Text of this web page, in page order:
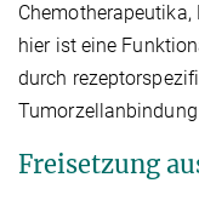
Chemotherapeutika,
hier ist eine
durch
Freisetzung